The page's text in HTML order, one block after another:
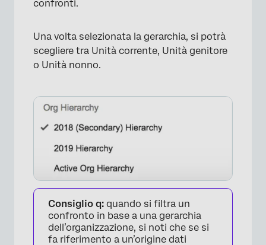
confronti.
Una volta selezionata la gerarchia, si potrà
scegliere tra Unità corrente, Unità genitore
o Unità nonno.
Consiglio q: quando si filtra un
confronto in base a una gerarchia
dell’organizzazione, si noti che se si
fa riferimento a un’origine dati